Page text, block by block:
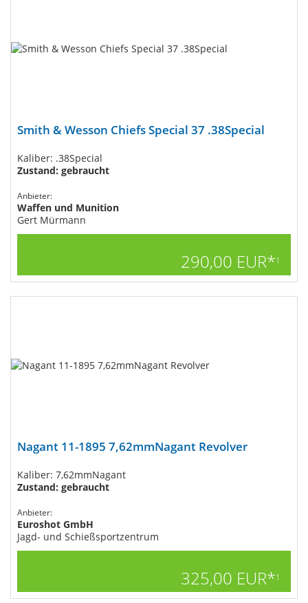
Smith & Wesson Chiefs Special 37 .38Special
Kaliber: .38Special
Zustand: gebraucht
Anbieter:
Waffen und Munition
Gert Mürmann
290,00 EUR*1
Nagant 11-1895​ 7,62mmNagant Revolver
Kaliber: 7,62mmNagant
Zustand: gebraucht
Anbieter:
Euroshot GmbH
Jagd- und Schießsportzentrum
325,00 EUR*1